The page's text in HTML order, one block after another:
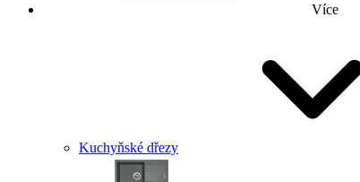
Více
Kuchyňské dřezy